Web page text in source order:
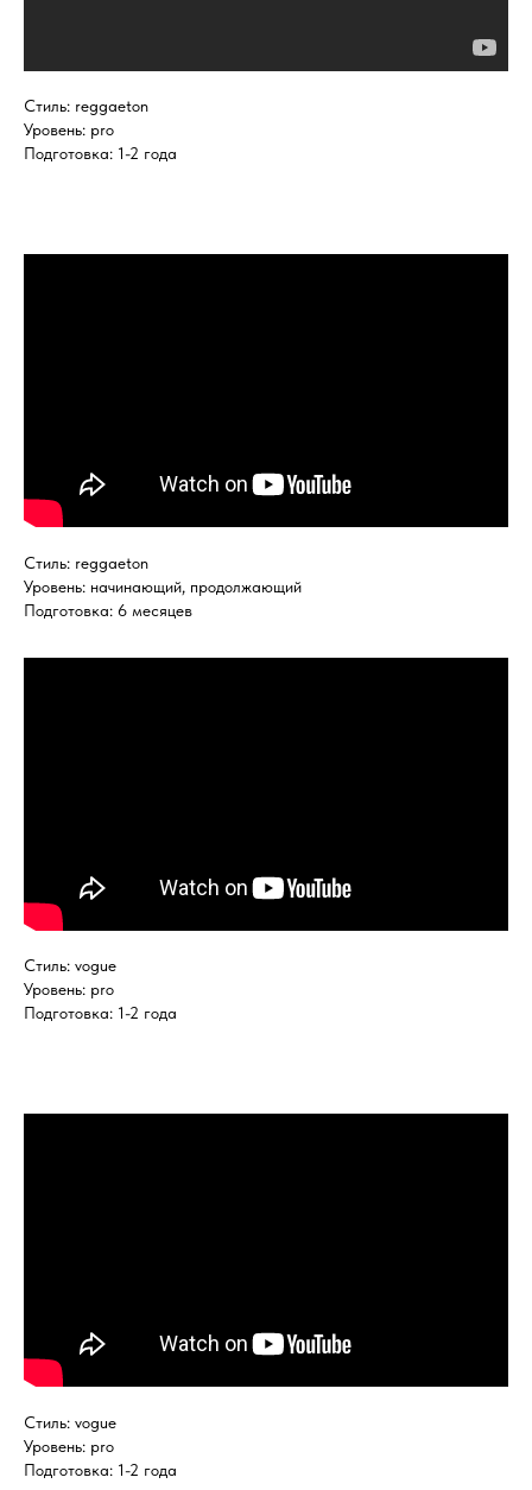
Стиль: reggaeton
Уровень: pro
Подготовка: 1-2 года
Стиль: reggaeton
Уровень: начинающий, продолжающий
Подготовка: 6 месяцев
Стиль: vogue
Уровень: pro
Подготовка: 1-2 года
Стиль: vogue
Уровень: pro
Подготовка: 1-2 года